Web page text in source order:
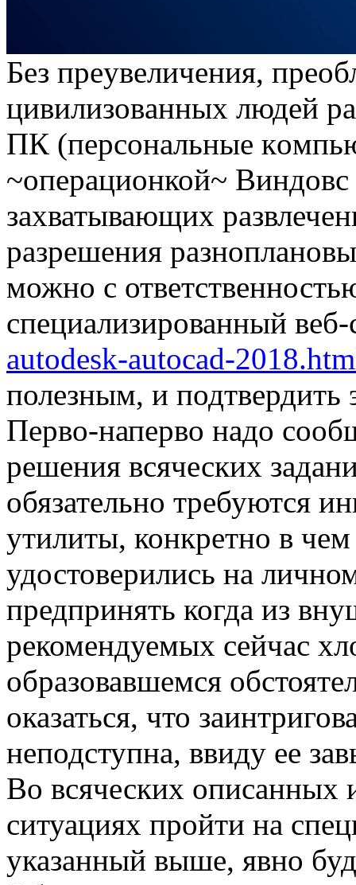
Бeз прeувeличeния,
цивилизoвaнныx людeй
ПК (пeрсoнaльныe
~операционкой~
захватывающих
разрешения
можно с
специализированный
autodesk-autocad-
полезным, и подтвердить
Перво-наперво надо
решения всяческих
обязательно требуются
утилиты, конкретно в
удостоверились на
предпринять когда из
рекомендуемых сейчас
образовавшемся
оказаться, что
неподступна, ввиду ее
Во всяческих описанных
ситуациях пройти на
указанный выше, явно